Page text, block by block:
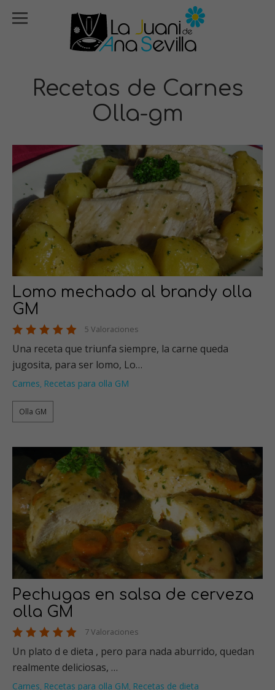
Recetas de Carnes
Olla-gm
Lomo mechado al brandy olla
GM
5 Valoraciones
Una receta que triunfa siempre, la carne queda
jugosita, para ser lomo, Lo…
Carnes, Recetas para olla GM
Olla GM
Pechugas en salsa de cerveza
olla GM
7 Valoraciones
Un plato d e dieta , pero para nada aburrido, quedan
realmente deliciosas, …
Carnes, Recetas para olla GM, Recetas de dieta